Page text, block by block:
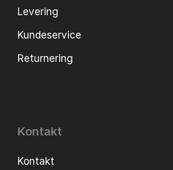
Levering
Kundeservice
Returnering
Kontakt
Kontakt